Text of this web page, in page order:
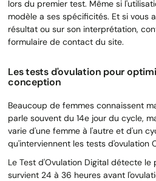
lors du premier test. Même si
modèle a ses spécificités. Et si vous
résultat ou sur son interprétation,
formulaire de contact du site.
Les tests d'ovulation pour
conception
Beaucoup de femmes connaissent
parle souvent du 14e jour du cycle,
varie d'une femme à l'autre et d'un
qu'interviennent les tests d'ovulation
Le Test d'Ovulation Digital détecte le
survient 24 à 36 heures avant